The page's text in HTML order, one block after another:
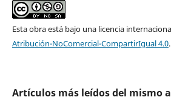
Esta obra está bajo una licencia
Atribución-NoComercial-CompartirIgual 4.0.
Artículos más leídos del mismo